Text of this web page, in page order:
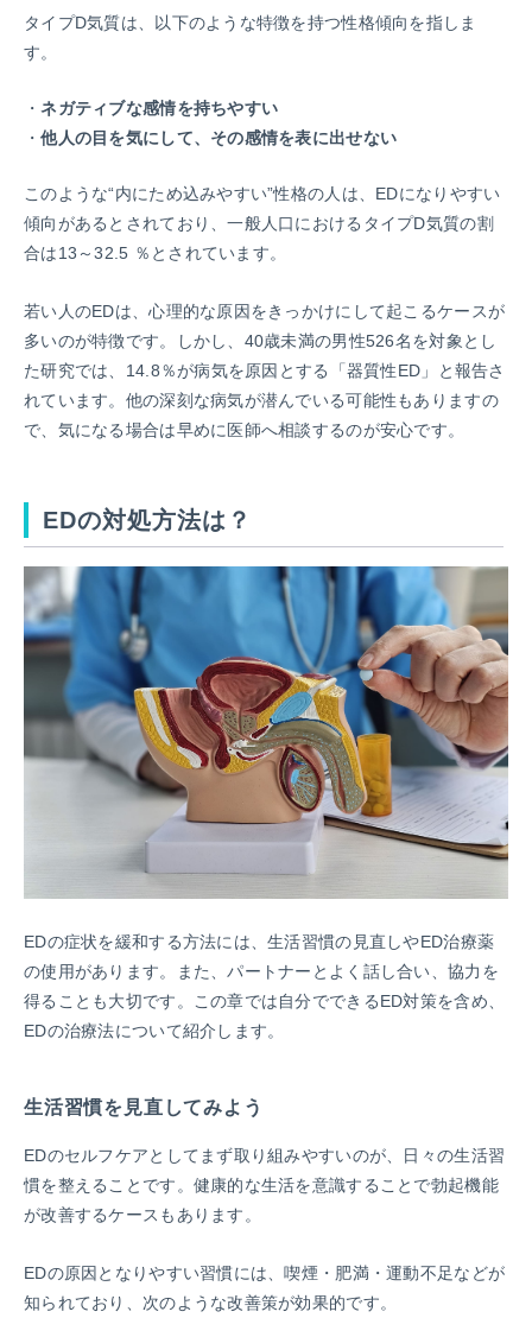
タイプD気質は、以下のような特徴を持つ性格傾向を指しま
す。
ネガティブな感情を持ちやすい
他人の目を気にして、その感情を表に出せない
このような“内にため込みやすい”性格の人は、EDになりやすい
傾向があるとされており、一般人口におけるタイプD気質の割
合は13～32.5 ％とされています。
若い人のEDは、心理的な原因をきっかけにして起こるケースが
多いのが特徴です。しかし、40歳未満の男性526名を対象とし
た研究では、14.8％が病気を原因とする「器質性ED」と報告さ
れています。他の深刻な病気が潜んでいる可能性もありますの
で、気になる場合は早めに医師へ相談するのが安心です。
EDの対処方法は？
EDの症状を緩和する方法には、生活習慣の見直しやED治療薬
の使用があります。また、パートナーとよく話し合い、協力を
得ることも大切です。この章では自分でできるED対策を含め、
EDの治療法について紹介します。
生活習慣を見直してみよう
EDのセルフケアとしてまず取り組みやすいのが、日々の生活習
慣を整えることです。健康的な生活を意識することで勃起機能
が改善するケースもあります。
EDの原因となりやすい習慣には、喫煙・肥満・運動不足などが
知られており、次のような改善策が効果的です。